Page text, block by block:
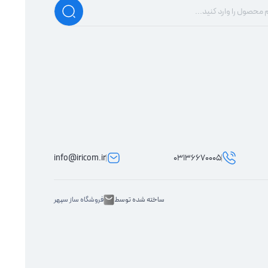
03136670005
info@iricom.ir
ساخته شده توسط فروشگاه ساز سپهر